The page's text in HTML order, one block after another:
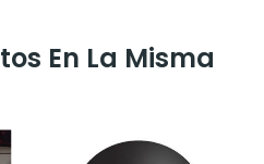
En La Misma